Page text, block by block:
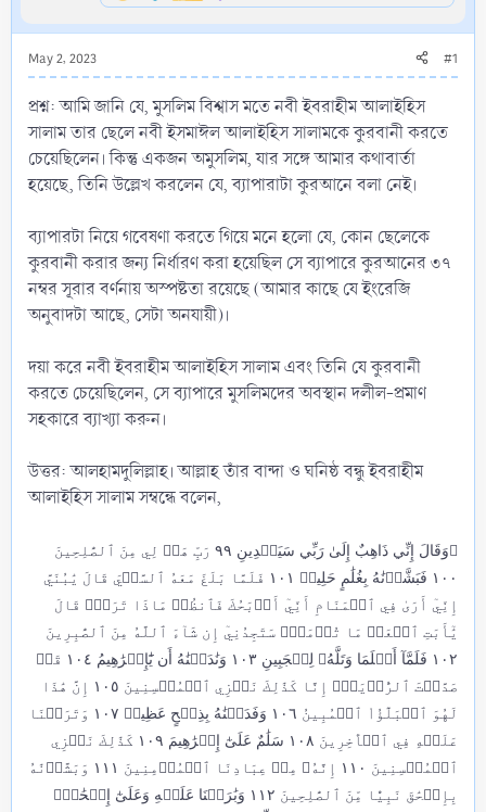
May 2, 2023 #1
প্রশ্ন: আমি জানি যে, মুসলিম বিশ্বাস মতে নবী ইবরাহীম আলাইহিস
সালাম তার ছেলে নবী ইসমাঈল আলাইহিস সালামকে কুরবানী করতে
চেয়েছিলেন। কিন্তু একজন অমুসলিম, যার সঙ্গে আমার কথাবার্তা
হয়েছে, তিনি উল্লেখ করলেন যে, ব্যাপারাটা কুরআনে বলা নেই।
ব্যাপারটা নিয়ে গবেষণা করতে গিয়ে মনে হলো যে, কোন ছেলেকে
কুরবানী করার জন্য নির্ধারণ করা হয়েছিল সে ব্যাপারে কুরআনের ৩৭
নম্বর সূরার বর্ণনায় অস্পষ্টতা রয়েছে (আমার কাছে যে ইংরেজি
অনুবাদটা আছে, সেটা অনযায়ী)।
দয়া করে নবী ইবরাহীম আলাইহিস সালাম এবং তিনি যে কুরবানী
করতে চেয়েছিলেন, সে ব্যাপারে মুসলিমদের অবস্থান দলীল-প্রমাণ
সহকারে ব্যাখ্যা করুন।
উত্তর: আলহামদুলিল্লাহ। আল্লাহ তাঁর বান্দা ও ঘনিষ্ঠ বন্ধু ইবরাহীম
আলাইহিস সালাম সম্বন্ধে বলেন,
﴿وَقَالَ إِنِّي ذَاهِبٌ إِلَىٰ رَبِّي سَيَهۡدِينِ ٩٩ رَبِّ هَبۡ لِي مِنَ ٱلصَّٰلِحِينَ
١٠٠ فَبَشَّرۡنَٰهُ بِغُلَٰمٍ حَلِيمٖ ١٠١ فَلَمَّا بَلَغَ مَعَهُ ٱلسَّعۡيَ قَالَ يَٰبُنَيَّ
إِنِّيٓ أَرَىٰ فِي ٱلۡمَنَامِ أَنِّيٓ أَذۡبَحُكَ فَٱنظُرۡ مَاذَا تَرَىٰۚ قَالَ
يَٰٓأَبَتِ ٱفۡعَلۡ مَا تُؤۡمَرُۖ سَتَجِدُنِيٓ إِن شَآءَ ٱللَّهُ مِنَ ٱلصَّٰبِرِينَ
١٠٢ فَلَمَّآ أَسۡلَمَا وَتَلَّهُۥ لِلۡجَبِينِ ١٠٣ وَنَٰدَيۡنَٰهُ أَن يَٰٓإِبۡرَٰهِيمُ ١٠٤ قَدۡ
صَدَّقۡتَ ٱلرُّءۡيَآۚ إِنَّا كَذَٰلِكَ نَجۡزِي ٱلۡمُحۡسِنِينَ ١٠٥ إِنَّ هَٰذَا
لَهُوَ ٱلۡبَلَٰٓؤُاْ ٱلۡمُبِينُ ١٠٦ وَفَدَيۡنَٰهُ بِذِبۡحٍ عَظِيمٖ ١٠٧ وَتَرَكۡنَا
عَلَيۡهِ فِي ٱلۡأٓخِرِينَ ١٠٨ سَلَٰمٌ عَلَىٰٓ إِبۡرَٰهِيمَ ١٠٩ كَذَٰلِكَ نَجۡزِي
ٱلۡمُحۡسِنِينَ ١١٠ إِنَّهُۥ مِنۡ عِبَادِنَا ٱلۡمُؤۡمِنِينَ ١١١ وَبَشَّرۡنَٰهُ
بِإِسۡحَٰقَ نَبِيّٗا مِّنَ ٱلصَّٰلِحِينَ ١١٢ وَبَٰرَكۡنَا عَلَيۡهِ وَعَلَىٰٓ إِسۡحَٰقَۚ